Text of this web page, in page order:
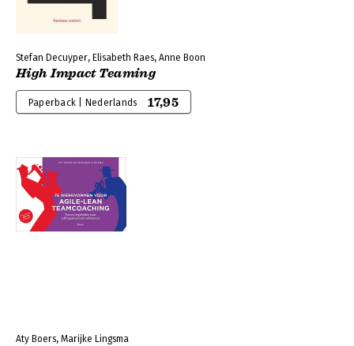
Stefan Decuyper, Elisabeth Raes, Anne Boon
High Impact Teaming
Paperback | Nederlands 17,95
Aty Boers, Marijke Lingsma